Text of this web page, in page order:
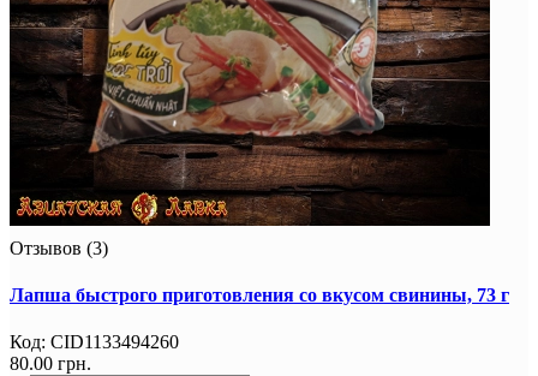
Отзывов (3)
Лапша быстрого приготовления со вкусом свинины, 73 г
Код: CID1133494260
80.00 грн.